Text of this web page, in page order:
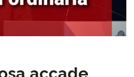
accade